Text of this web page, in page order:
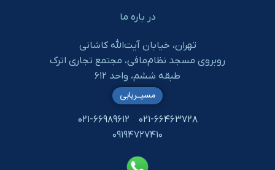
در باره ما
تهران، خیابان آیت‌الله کاشانی
روبروی مسجد نظام‌مافی، مجتمع تجاری اترک
طبقه ششم، واحد ۶۱۲
۰۲۱-۶۶۴۶۳۷۲۸
۰۲۱-۶۶۹۸۹۶۱۲
۰۹۱۹۴۷۲۷۴۱۰
مسیـریابی